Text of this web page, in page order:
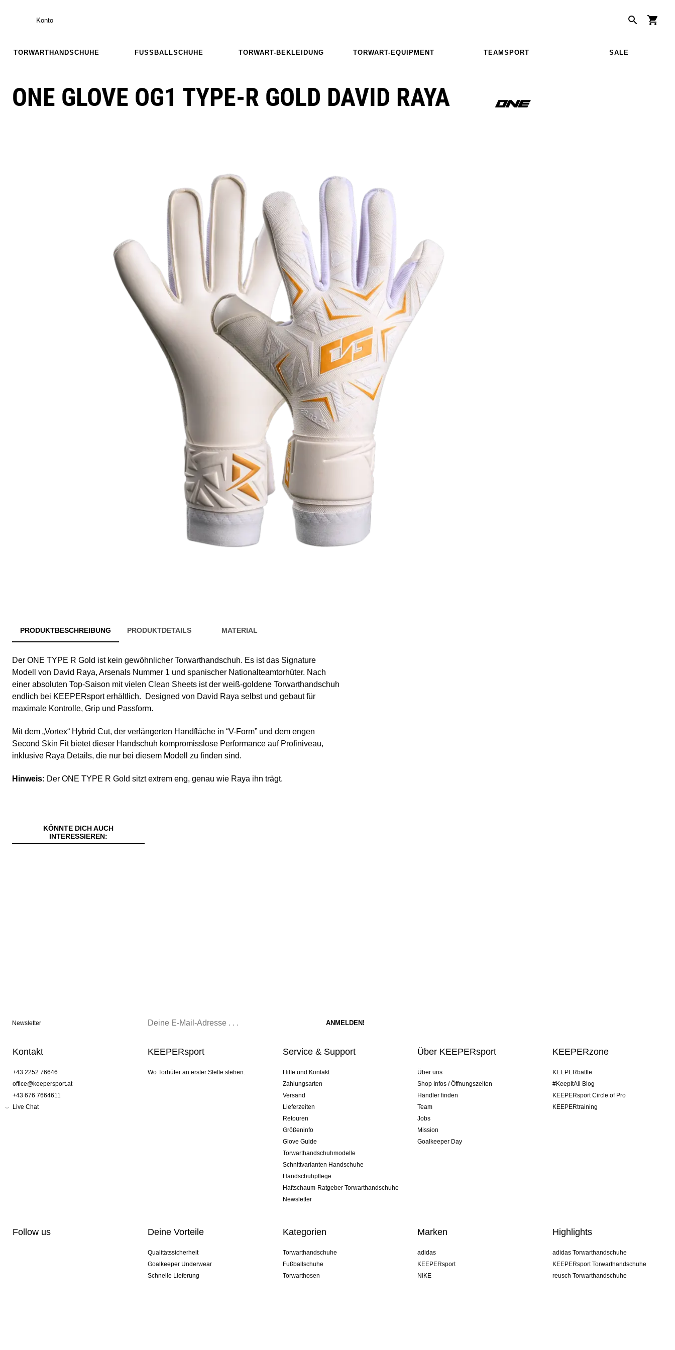
Konto
TORWARTHANDSCHUHE FUSSBALLSCHUHE TORWART-BEKLEIDUNG TORWART-EQUIPMENT TEAMSPORT SALE
ONE GLOVE OG1 TYPE-R GOLD DAVID RAYA
PRODUKTBESCHREIBUNG PRODUKTDETAILS MATERIAL
Der ONE TYPE R Gold ist kein gewöhnlicher Torwarthandschuh. Es ist das Signature
Modell von David Raya, Arsenals Nummer 1 und spanischer Nationalteamtorhüter. Nach
einer absoluten Top-Saison mit vielen Clean Sheets ist der weiß-goldene Torwarthandschuh
endlich bei KEEPERsport erhältlich. Designed von David Raya selbst und gebaut für
maximale Kontrolle, Grip und Passform.
Mit dem „Vortex“ Hybrid Cut, der verlängerten Handfläche in “V-Form” und dem engen
Second Skin Fit bietet dieser Handschuh kompromisslose Performance auf Profiniveau,
inklusive Raya Details, die nur bei diesem Modell zu finden sind.
Hinweis: Der ONE TYPE R Gold sitzt extrem eng, genau wie Raya ihn trägt.
KÖNNTE DICH AUCH
INTERESSIEREN:
Newsletter
Kontakt
+43 2252 76646
office@keepersport.at
+43 676 7664611
Live Chat
KEEPERsport
Wo Torhüter an erster Stelle stehen.
Service & Support
Hilfe und Kontakt
Zahlungsarten
Versand
Lieferzeiten
Retouren
Größeninfo
Glove Guide
Torwarthandschuhmodelle
Schnittvarianten Handschuhe
Handschuhpflege
Haftschaum-Ratgeber Torwarthandschuhe
Newsletter
Über KEEPERsport
Über uns
Shop Infos / Öffnungszeiten
Händler finden
Team
Jobs
Mission
Goalkeeper Day
KEEPERzone
KEEPERbattle
#KeepItAll Blog
KEEPERsport Circle of Pro
KEEPERtraining
Follow us Deine Vorteile
Qualitätssicherheit
Goalkeeper Underwear
Schnelle Lieferung
Kategorien
Torwarthandschuhe
Fußballschuhe
Torwarthosen
Marken
adidas
KEEPERsport
NIKE
Highlights
adidas Torwarthandschuhe
KEEPERsport Torwarthandschuhe
reusch Torwarthandschuhe